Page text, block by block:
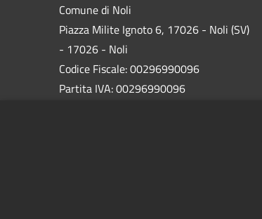
Comune di Noli
Piazza Milite Ignoto 6, 17026 - Noli (SV)
- 17026 - Noli
Codice Fiscale: 00296990096
Partita IVA: 00296990096